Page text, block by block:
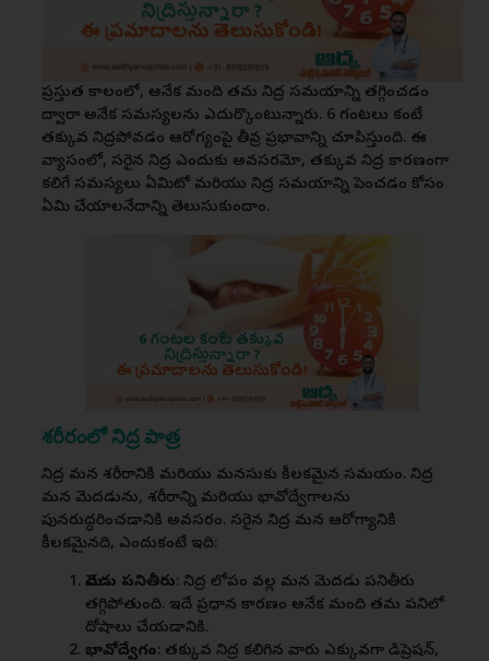
ప్రస్తుత కాలంలో, అనేక మంది తమ నిద్ర సమయాన్ని తగ్గించడం
ద్వారా అనేక సమస్యలను ఎదుర్కొంటున్నారు. 6 గంటలు కంటే
తక్కువ నిద్రపోవడం ఆరోగ్యంపై తీవ్ర ప్రభావాన్ని చూపిస్తుంది. ఈ
వ్యాసంలో, సరైన నిద్ర ఎందుకు అవసరమో, తక్కువ నిద్ర కారణంగా
కలిగే సమస్యలు ఏమిటో మరియు నిద్ర సమయాన్ని పెంచడం కోసం
ఏమి చేయాలనేదాన్ని తెలుసుకుందాం.
శరీరంలో నిద్ర పాత్ర
నిద్ర మన శరీరానికి మరియు మనసుకు కీలకమైన సమయం. నిద్ర
మన మెదడును, శరీరాన్ని మరియు భావోద్వేగాలను
పునరుద్ధరించడానికి అవసరం. సరైన నిద్ర మన ఆరోగ్యానికి
కీలకమైనది, ఎందుకంటే ఇది:
మెదడు పనితీరు: నిద్ర లోపం వల్ల మన మెదడు పనితీరు
తగ్గిపోతుంది. ఇదే ప్రధాన కారణం అనేక మంది తమ పనిలో
దోషాలు చేయడానికి.
భావోద్వేగం: తక్కువ నిద్ర కలిగిన వారు ఎక్కువగా డిప్రెషన్,